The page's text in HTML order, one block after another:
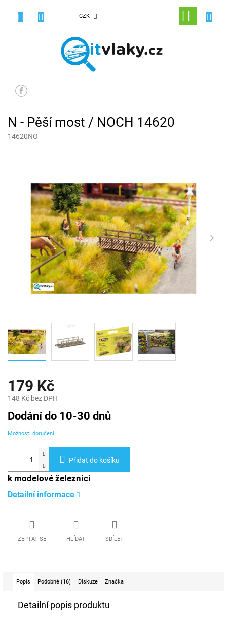
CZK
NÁKUPNÍ
KOŠÍK
N - Pěší most / NOCH 14620
14620NO
179 Kč
148 Kč bez DPH
Měrná
cena:
Dodání do 10-30 dnů
Možnosti doručení
Přidat do košíku
k modelové železnici
Detailní informace
ZEPTAT SE HLÍDAT SDÍLET
Popis Podobné (16) Diskuze Značka
Detailní popis produktu